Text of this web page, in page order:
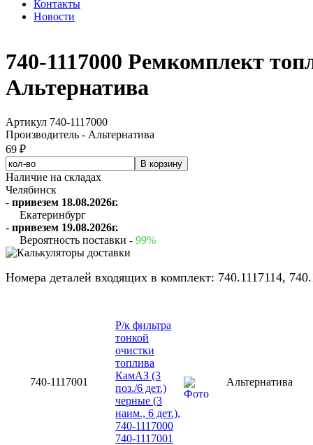
Контакты
Новости
740-1117000 Ремкомплект
Альтернатива
Артикул 740-1117000
Производитель - Альтернатива
69 ₽
Наличие на складах
Челябинск
- привезем 18.08.2026г.
Екатеринбург
- привезем 19.08.2026г.
Вероятность поставки - 99%
Номера деталей входящих в комплект: 740.1117114,
740-1117001
Р/к фильтра
тонкой
очистки
топлива
КамАЗ (3
поз./6 дет.)
черные (3
наим., 6 дет.),
740-1117000
740-1117001
Альтернатива